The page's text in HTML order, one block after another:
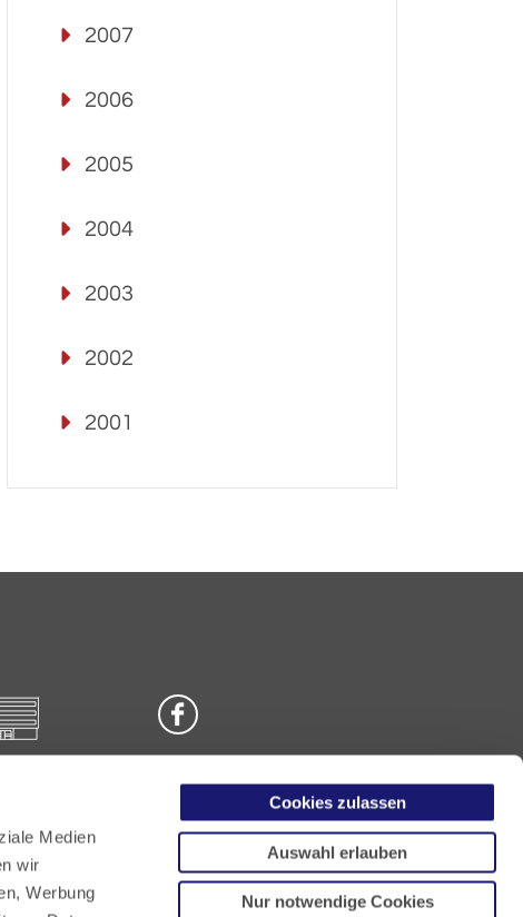
Medien
wir
Werbung
Cookies zulassen
Auswahl erlauben
Nur notwendige Cookies
2007
2006
2005
2004
2003
2002
2001